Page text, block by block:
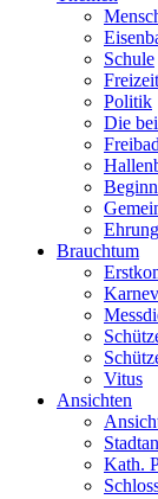
Schule
Freizeit
Politik
Die
Freibad
Brauchtum
Vitus
Ansichten
Kath.